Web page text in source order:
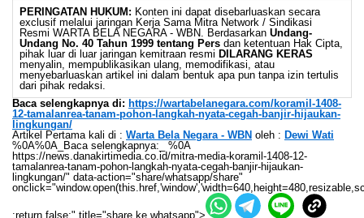
PERINGATAN HUKUM: Konten ini dapat disebarluaskan secara
exclusif melalui jaringan Kerja Sama Mitra Network / Sindikasi
Resmi WARTA BELA NEGARA - WBN. Berdasarkan Undang-
Undang No. 40 Tahun 1999 tentang Pers dan ketentuan Hak Cipta,
pihak luar di luar jaringan kemitraan resmi DILARANG KERAS
menyalin, mempublikasikan ulang, memodifikasi, atau
menyebarluaskan artikel ini dalam bentuk apa pun tanpa izin tertulis
dari pihak redaksi.
Baca selengkapnya di: https://wartabelanegara.com/koramil-1408-
12-tamalanrea-tanam-pohon-langkah-nyata-cegah-banjir-hijaukan-
lingkungan/
Artikel Pertama kali di : Warta Bela Negara - WBN oleh : Dewi Wati
%0A%0A_Baca selengkapnya:_ %0A
https://news.danakirtimedia.co.id/mitra-media-koramil-1408-12-
tamalanrea-tanam-pohon-langkah-nyata-cegah-banjir-hijaukan-
lingkungan/" data-action="share/whatsapp/share"
;return false;" title="share ke whatsapp">